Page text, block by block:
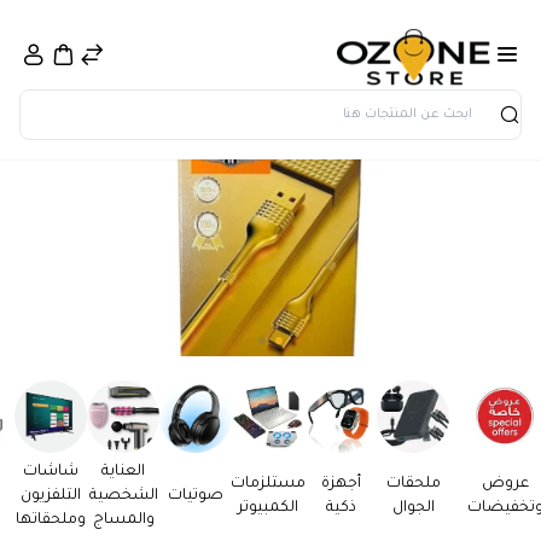
بحث
عروض
ملحقات
الجوال
أجهزة
ذكية
مستلزمات
الكمبيوتر
صوتيات
العناية
الشخصية
والمساج
شاشات
التلفزيون
وملحقاتها